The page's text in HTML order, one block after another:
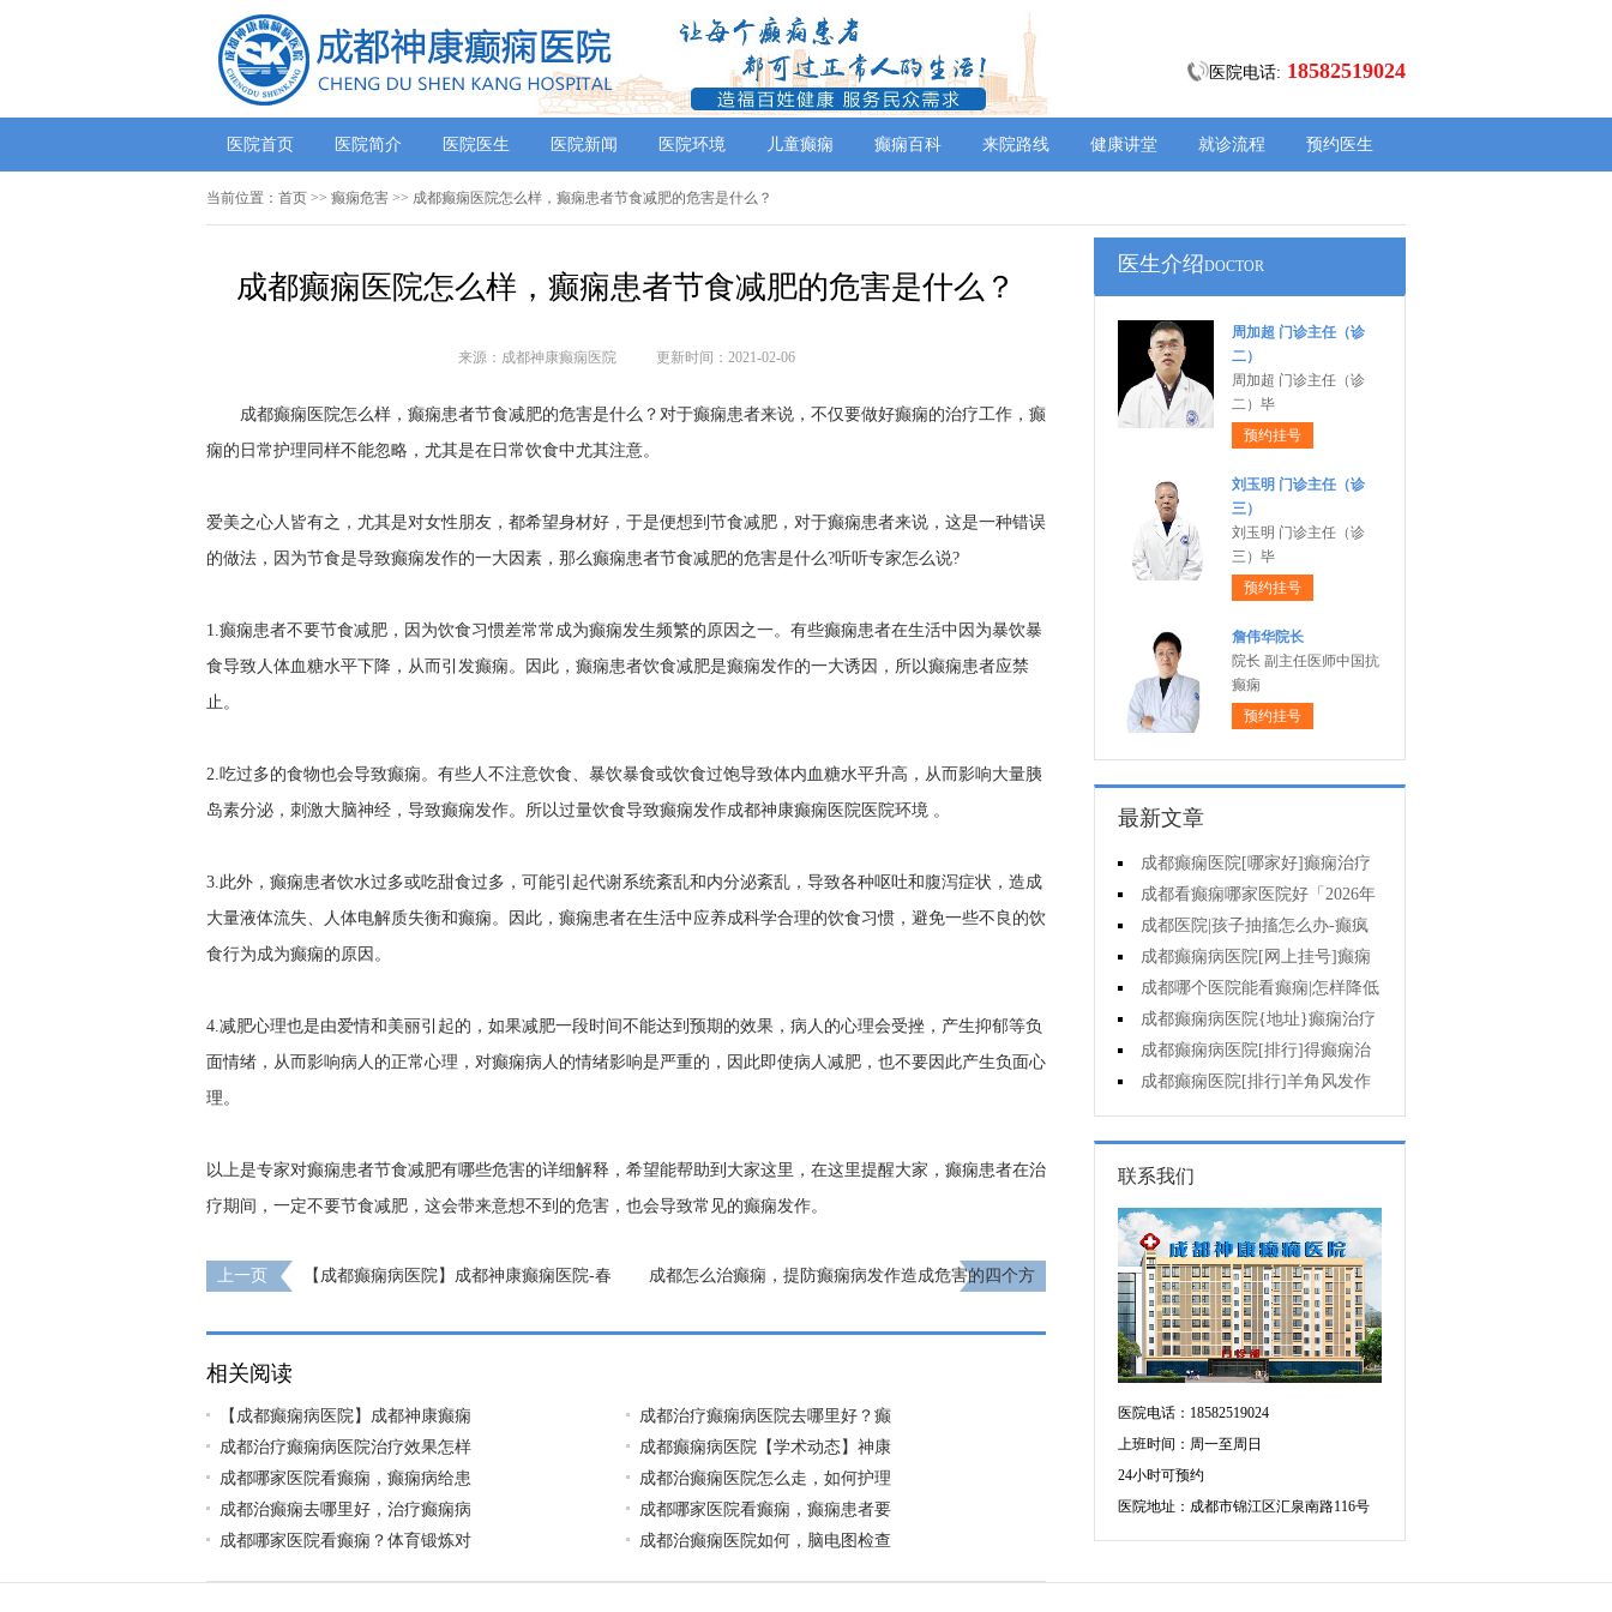
医院电话: 18582519024
医院首页 医院简介 医院医生 医院新闻 医院环境 儿童癫痫 癫痫百科 来院路线 健康讲堂 就诊流程 预约医生
当前位置： 首页 >> 癫痫危害 >> 成都癫痫医院怎么样，癫痫患者节食减肥的危害是什么？
成都癫痫医院怎么样，癫痫患者节食减肥的危害是什么？
来源：成都神康癫痫医院 更新时间：2021-02-06
成都癫痫医院怎么样，癫痫患者节食减肥的危害是什么？对于癫痫患者来说，不仅要做好癫痫的治疗工作，癫
痫的日常护理同样不能忽略，尤其是在日常饮食中尤其注意。
爱美之心人皆有之，尤其是对女性朋友，都希望身材好，于是便想到节食减肥，对于癫痫患者来说，这是一种错误
的做法，因为节食是导致癫痫发作的一大因素，那么癫痫患者节食减肥的危害是什么?听听专家怎么说?
1.癫痫患者不要节食减肥，因为饮食习惯差常常成为癫痫发生频繁的原因之一。有些癫痫患者在生活中因为暴饮暴
食导致人体血糖水平下降，从而引发癫痫。因此，癫痫患者饮食减肥是癫痫发作的一大诱因，所以癫痫患者应禁
止。
2.吃过多的食物也会导致癫痫。有些人不注意饮食、暴饮暴食或饮食过饱导致体内血糖水平升高，从而影响大量胰
岛素分泌，刺激大脑神经，导致癫痫发作。所以过量饮食导致癫痫发作成都神康癫痫医院医院环境 。
3.此外，癫痫患者饮水过多或吃甜食过多，可能引起代谢系统紊乱和内分泌紊乱，导致各种呕吐和腹泻症状，造成
大量液体流失、人体电解质失衡和癫痫。因此，癫痫患者在生活中应养成科学合理的饮食习惯，避免一些不良的饮
食行为成为癫痫的原因。
4.减肥心理也是由爱情和美丽引起的，如果减肥一段时间不能达到预期的效果，病人的心理会受挫，产生抑郁等负
面情绪，从而影响病人的正常心理，对癫痫病人的情绪影响是严重的，因此即使病人减肥，也不要因此产生负面心
理。
以上是专家对癫痫患者节食减肥有哪些危害的详细解释，希望能帮助到大家这里，在这里提醒大家，癫痫患者在治
疗期间，一定不要节食减肥，这会带来意想不到的危害，也会导致常见的癫痫发作。
上一页
【成都癫痫病医院】成都神康癫痫医院-春
成都怎么治癫痫，提防癫痫病发作造成危害的四个方
相关阅读
【成都癫痫病医院】成都神康癫痫
成都治疗癫痫病医院去哪里好？癫
成都治疗癫痫病医院治疗效果怎样
成都癫痫病医院【学术动态】神康
成都哪家医院看癫痫，癫痫病给患
成都治癫痫医院怎么走，如何护理
成都治癫痫去哪里好，治疗癫痫病
成都哪家医院看癫痫，癫痫患者要
成都哪家医院看癫痫？体育锻炼对
成都治癫痫医院如何，脑电图检查
医生介绍DOCTOR
周加超 门诊主任（诊
二）
周加超 门诊主任（诊
二）毕
预约挂号
刘玉明 门诊主任（诊
三）
刘玉明 门诊主任（诊
三）毕
预约挂号
詹伟华院长
院长 副主任医师中国抗
癫痫
预约挂号
最新文章
成都癫痫医院[哪家好]癫痫治疗
起来很困难吗?
成都看癫痫哪家医院好「2026年
度公布」为什么有癫痫的病人容易
猝死?
成都医院|孩子抽搐怎么办-癫疯
病病人反复发作的原因是什么?
成都癫痫病医院[网上挂号]癫痫
的治疗要注意什么?
成都哪个医院能看癫痫|怎样降低
癫痫遗传风险?
成都癫痫病医院{地址}癫痫治疗
中为什么还是犯病?
成都癫痫病医院[排行]得癫痫治
不好是为什么?
成都癫痫医院[排行]羊角风发作
有哪些危害?
联系我们
医院电话：18582519024
上班时间：周一至周日
24小时可预约
医院地址：成都市锦江区汇泉南路116号